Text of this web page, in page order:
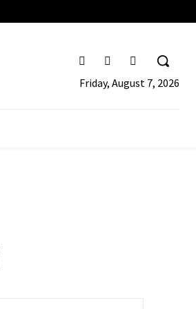
Friday, August 7, 2026